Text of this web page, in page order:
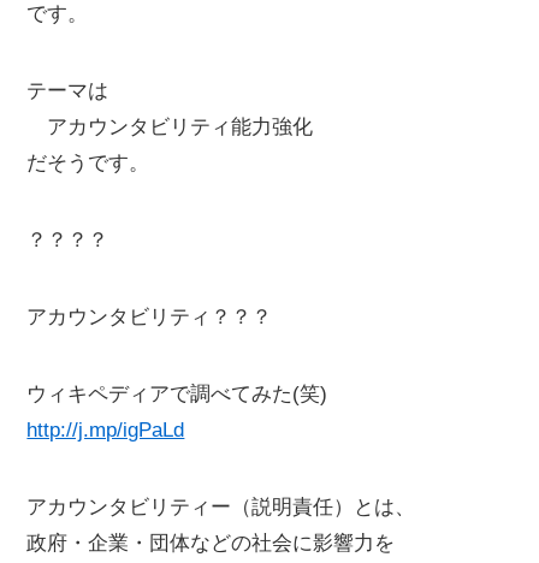
です。
テーマは
アカウンタビリティ能力強化
だそうです。
？？？？
アカウンタビリティ？？？
ウィキペディアで調べてみた(笑)
http://j.mp/igPaLd
アカウンタビリティー（説明責任）とは、
政府・企業・団体などの社会に影響力を